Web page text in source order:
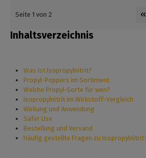
Seite 1 von 2
Inhaltsverzeichnis
Was ist Isopropylnitrit?
Propyl-Poppers im Sortiment
Welche Propyl-Sorte für wen?
Isopropylnitrit im Wirkstoff-Vergleich
Wirkung und Anwendung
Safer Use
Bestellung und Versand
Häufig gestellte Fragen zu Isopropylnitrit